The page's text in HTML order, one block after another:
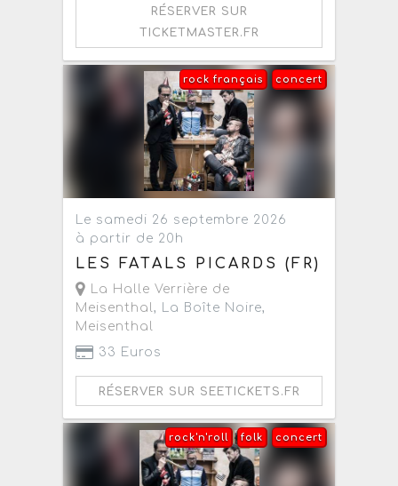
RÉSERVER SUR
TICKETMASTER.FR
concert
rock français
Le samedi 26 septembre 2026
à partir de 20h
LES FATALS PICARDS (FR)
La Halle Verrière de
Meisenthal, La Boîte Noire,
Meisenthal
33 Euros
RÉSERVER SUR SEETICKETS.FR
concert
folk
rock'n'roll